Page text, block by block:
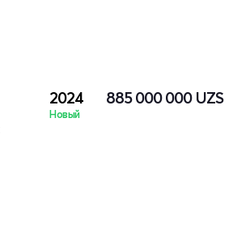
2024
Новый
885 000 000 UZS